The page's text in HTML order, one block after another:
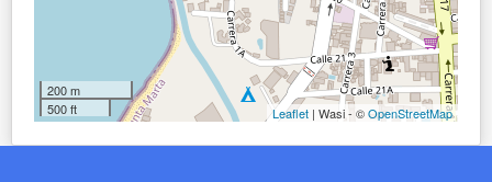
200 m
500 ft
Leaflet | Wasi - ©OpenStreetMap